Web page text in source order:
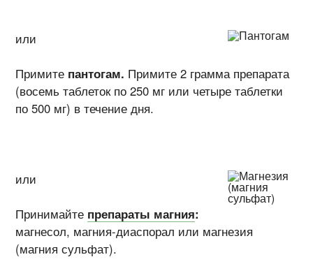
или
Примите пантогам. Примите 2 грамма препарата
(восемь таблеток по 250 мг или четыре таблетки
по 500 мг) в течение дня.
или
Принимайте препараты магния:
магнесол, магния-диаспорал или магнезия
(магния сульфат).